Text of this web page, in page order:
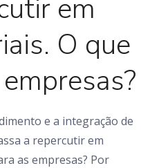
em
O que
e a integração de
a repercutir em
as empresas? Por